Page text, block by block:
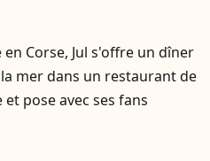
en Corse, Jul s'offre un dîner
mer dans un restaurant de
et pose avec ses fans